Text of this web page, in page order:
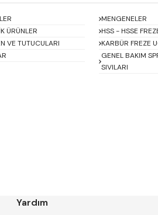
MENGENELER
ÜRÜNLER HSS - HSSE
VE TUTUCULARI KARBÜR FREZE
GENEL BAKIM
SIVILARI
Yardım